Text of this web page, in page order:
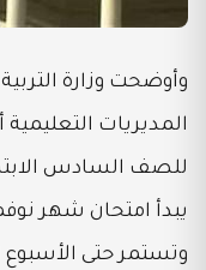
وأوضحت وزارة
المديريات
للصف السادس
يبدأ امتحان شهر
وتستمر حتى